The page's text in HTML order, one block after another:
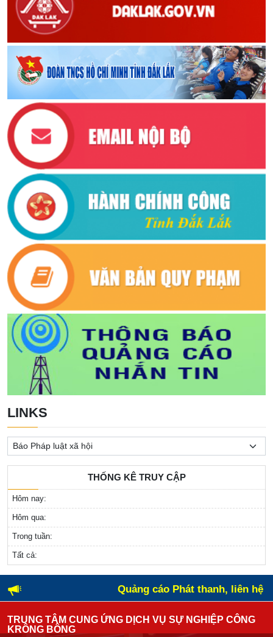
LINKS
THỐNG KÊ TRUY CẬP
Hôm nay:
Hôm qua:
Trong tuần:
Tất cả:
Quảng cáo Phát thanh, liên hệ
TRUNG TÂM CUNG ỨNG DỊCH VỤ SỰ NGHIỆP CÔNG
KRÔNG BÔNG